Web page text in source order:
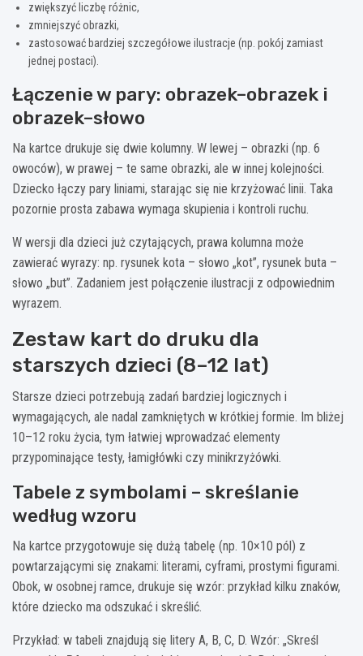
zwiększyć liczbę różnic,
zmniejszyć obrazki,
zastosować bardziej szczegółowe ilustracje (np. pokój zamiast
jednej postaci).
Łączenie w pary: obrazek–obrazek i
obrazek–słowo
Na kartce drukuje się dwie kolumny. W lewej – obrazki (np. 6
owoców), w prawej – te same obrazki, ale w innej kolejności.
Dziecko łączy pary liniami, starając się nie krzyżować linii. Taka
pozornie prosta zabawa wymaga skupienia i kontroli ruchu.
W wersji dla dzieci już czytających, prawa kolumna może
zawierać wyrazy: np. rysunek kota – słowo „kot”, rysunek buta –
słowo „but”. Zadaniem jest połączenie ilustracji z odpowiednim
wyrazem.
Zestaw kart do druku dla
starszych dzieci (8–12 lat)
Starsze dzieci potrzebują zadań bardziej logicznych i
wymagających, ale nadal zamkniętych w krótkiej formie. Im bliżej
10–12 roku życia, tym łatwiej wprowadzać elementy
przypominające testy, łamigłówki czy minikrzyżówki.
Tabele z symbolami – skreślanie
według wzoru
Na kartce przygotowuje się dużą tabelę (np. 10×10 pól) z
powtarzającymi się znakami: literami, cyframi, prostymi figurami.
Obok, w osobnej ramce, drukuje się wzór: przykład kilku znaków,
które dziecko ma odszukać i skreślić.
Przykład: w tabeli znajdują się litery A, B, C, D. Wzór: „Skreśl